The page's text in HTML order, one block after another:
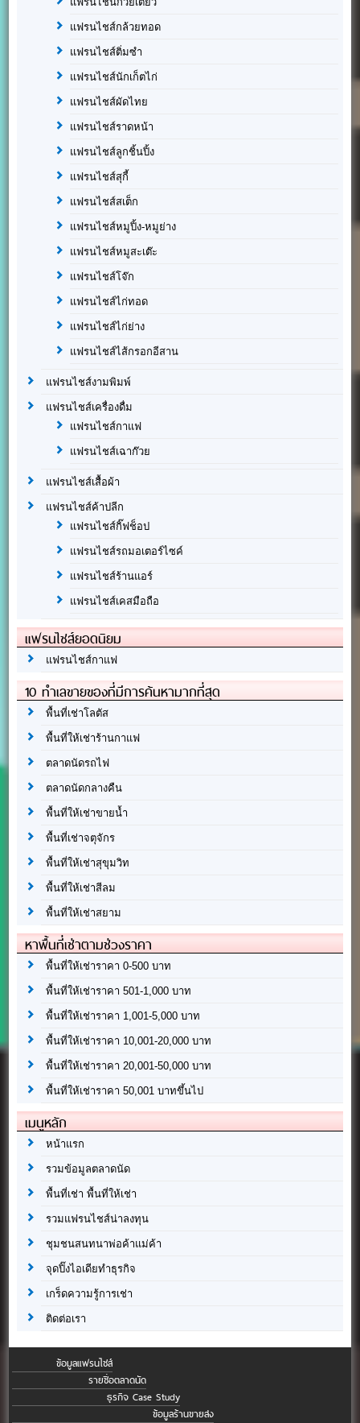
แฟรนไชส์กล้วยทอด
แฟรนไชส์ติ่มซำ
แฟรนไชส์นักเก็ตไก่
แฟรนไชส์ผัดไทย
แฟรนไชส์ราดหน้า
แฟรนไชส์ลูกชิ้นปิ้ง
แฟรนไชส์สุกี้
แฟรนไชส์สเต็ก
แฟรนไชส์หมูปิ้ง-หมูย่าง
แฟรนไชส์หมูสะเต๊ะ
แฟรนไชส์โจ๊ก
แฟรนไชส์ไก่ทอด
แฟรนไชส์ไก่ย่าง
แฟรนไชส์ไส้กรอกอีสาน
แฟรนไชส์งามพิมพ์
แฟรนไชส์เครื่องดื่ม
แฟรนไชส์กาแฟ
แฟรนไชส์เฉาก๊วย
แฟรนไชส์เสื้อผ้า
แฟรนไชส์ค้าปลีก
แฟรนไชส์กิ๊ฟช็อป
แฟรนไชส์รถมอเตอร์ไซค์
แฟรนไชส์ร้านแอร์
แฟรนไชส์เคสมือถือ
แฟรนไชส์ยอดนิยม
แฟรนไชส์กาแฟ
10 ทำเลขายของที่มีการค้นหามากที่สุด
พื้นที่เช่าโลตัส
พื้นที่ให้เช่าร้านกาแฟ
ตลาดนัดรถไฟ
ตลาดนัดกลางคืน
พื้นที่ให้เช่าขายน้ำ
พื้นที่เช่าจตุจักร
พื้นที่ให้เช่าสุขุมวิท
พื้นที่ให้เช่าสีลม
พื้นที่ให้เช่าสยาม
หาพื้นที่เช่าตามช่วงราคา
พื้นที่ให้เช่าราคา 0-500 บาท
พื้นที่ให้เช่าราคา 501-1,000 บาท
พื้นที่ให้เช่าราคา 1,001-5,000 บาท
พื้นที่ให้เช่าราคา 10,001-20,000 บาท
พื้นที่ให้เช่าราคา 20,001-50,000 บาท
พื้นที่ให้เช่าราคา 50,001 บาทขึ้นไป
เมนูหลัก
หน้าแรก
รวมข้อมูลตลาดนัด
พื้นที่เช่า พื้นที่ให้เช่า
รวมแฟรนไชส์น่าลงทุน
ชุมชนสนทนาพ่อค้าแม่ค้า
จุดปิ๊งไอเดียทำธุรกิจ
เกร็ดความรู้การเช่า
ติดต่อเรา
ข้อมูลแฟรนไชส์
รายชื่อตลาดนัด
ธุรกิจ Case Study
ข้อมูลร้านขายส่ง